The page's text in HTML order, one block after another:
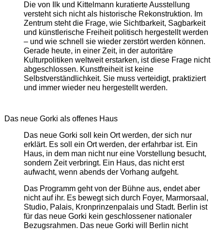
Die von Ilk und Kittelmann kuratierte Ausstellung
versteht sich nicht als historische Rekonstruktion. Im
Zentrum steht die Frage, wie Sichtbarkeit, Sagbarkeit
und künstlerische Freiheit politisch hergestellt werden
– und wie schnell sie wieder zerstört werden können.
Gerade heute, in einer Zeit, in der autoritäre
Kulturpolitiken weltweit erstarken, ist diese Frage nicht
abgeschlossen. Kunstfreiheit ist keine
Selbstverständlichkeit. Sie muss verteidigt, praktiziert
und immer wieder neu hergestellt werden.
Das neue Gorki als offenes Haus
Das neue Gorki soll kein Ort werden, der sich nur
erklärt. Es soll ein Ort werden, der erfahrbar ist. Ein
Haus, in dem man nicht nur eine Vorstellung besucht,
sondern Zeit verbringt. Ein Haus, das nicht erst
aufwacht, wenn abends der Vorhang aufgeht.
Das Programm geht von der Bühne aus, endet aber
nicht auf ihr. Es bewegt sich durch Foyer, Marmorsaal,
Studio, Palais, Kronprinzenpalais und Stadt. Berlin ist
für das neue Gorki kein geschlossener nationaler
Bezugsrahmen. Das neue Gorki will Berlin nicht